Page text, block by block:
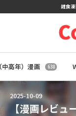
雑食
中高年）漫画 638
2025-10-09
【漫画レビュ